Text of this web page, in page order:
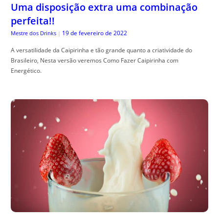
Uma disposição extra uma combinação
perfeita!!
Mestre dos Drinks | 19 de fevereiro de 2022
A versatilidade da Caipirinha e tão grande quanto a criatividade do
Brasileiro, Nesta versão veremos Como Fazer Caipirinha com
Energético.